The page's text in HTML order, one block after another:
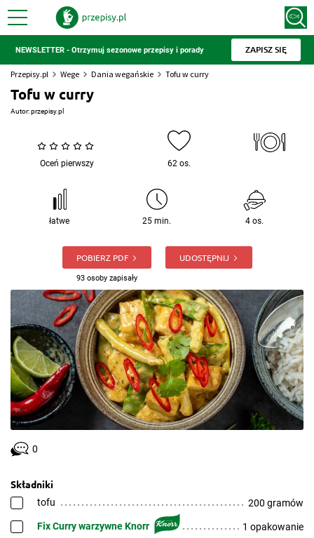
NEWSLETTER - Otrzymuj sezonowe przepisy i porady ZAPISZ SIĘ
Przepisy.pl Wege Dania wegańskie Tofu w curry
Tofu w curry
Autor:przepisy.pl
Oceń pierwszy 62 os.
łatwe 25 min. 4 os.
POBIERZ PDF
93 osoby zapisały
UDOSTĘPNIJ
0
Składniki
tofu 200 gramów
Fix Curry warzywne Knorr 1 opakowanie